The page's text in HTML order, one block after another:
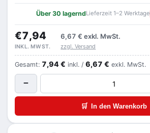
Über 30 lagerndLieferzeit 1–2 Werktage
€7,94 6,67 € exkl. MwSt.
INKL. MWST. zzgl. Versand
Gesamt: 7,94 € inkl. / 6,67 € exkl. MwSt.
−
🛒 In den Warenkorb